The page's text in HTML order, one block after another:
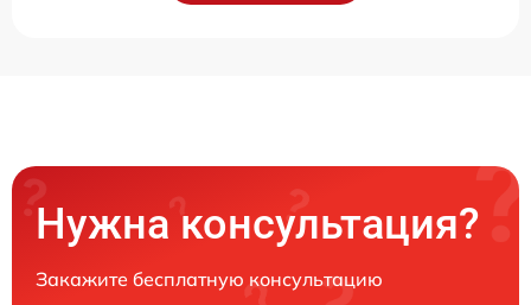
Нужна консультация?
Закажите бесплатную консультацию